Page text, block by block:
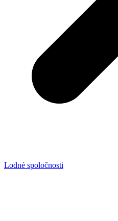
Lodné spoločnosti